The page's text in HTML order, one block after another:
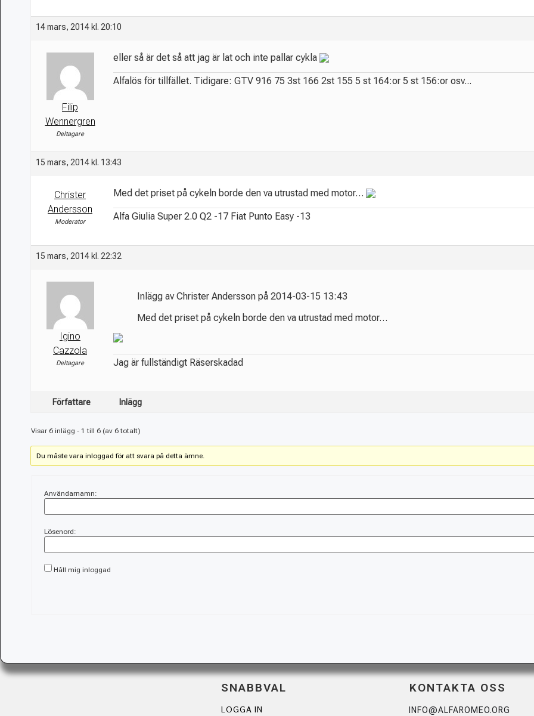
14 mars, 2014 kl. 20:10
Filip
Wennergren
Deltagare
eller så är det så att jag är lat och inte pallar cykla
Alfalös för tillfället. Tidigare: GTV 916 75 3st 166 2st 155 5 st 164:or 5 st 156:or osv...
15 mars, 2014 kl. 13:43
Christer
Andersson
Moderator
Med det priset på cykeln borde den va utrustad med motor…
Alfa Giulia Super 2.0 Q2 -17 Fiat Punto Easy -13
15 mars, 2014 kl. 22:32
Igino
Cazzola
Deltagare
Inlägg av Christer Andersson på 2014-03-15 13:43
Med det priset på cykeln borde den va utrustad med motor…
Jag är fullständigt Räserskadad
Författare Inlägg
Visar 6 inlägg - 1 till 6 (av 6 totalt)
Du måste vara inloggad för att svara på detta ämne.
Användarnamn:
Lösenord:
Håll mig inloggad
SNABBVAL
LOGGA IN
KONTAKTA OSS
INFO@ALFAROMEO.ORG